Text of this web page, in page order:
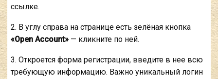
ссылке.
2. В углу справа на странице есть зелёная кнопка
«Open Account» — кликните по ней.
3. Откроется форма регистрации, введите в нее всю
требующую информацию. Важно уникальный логин